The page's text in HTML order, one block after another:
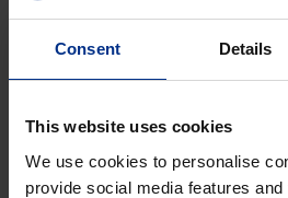
Consent Details
This website uses cookies
We use cookies to personalise
provide social media features
Téléphone